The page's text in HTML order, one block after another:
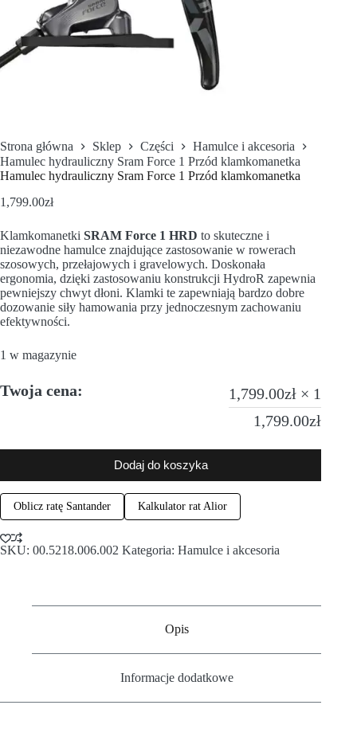
Strona główna Sklep Części
Hamulce i akcesoria
Hamulec hydrauliczny Sram Force 1 Przód klamkomanetka
Hamulec hydrauliczny Sram Force 1 Przód klamkomanetka
1,799.00zł
Klamkomanetki SRAM Force 1 HRD to skuteczne i
niezawodne hamulce znajdujące zastosowanie w rowerach
szosowych, przełajowych i gravelowych. Doskonała
ergonomia, dzięki zastosowaniu konstrukcji HydroR zapewnia
pewniejszy chwyt dłoni. Klamki te zapewniają bardzo dobre
dozowanie siły hamowania przy jednoczesnym zachowaniu
efektywności.
1 w magazynie
Twoja cena: 1,799.00zł × 1
1,799.00zł
Dodaj do koszyka
Oblicz ratę Santander Kalkulator rat Alior
SKU: 00.5218.006.002 Kategoria: Hamulce i akcesoria
Opis
Informacje dodatkowe